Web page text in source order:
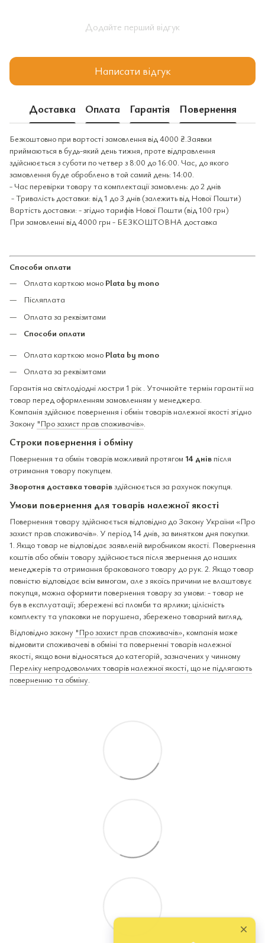
Додайте перший відгук
Написати відгук
Доставка Оплата Гарантія Повернення
Безкоштовно при вартості замовлення від 4000 ₴.Заявки
приймаються в будь-який день тижня, проте відправлення
здійснюється з суботи по четвер з 8:00 до 16:00. Час, до якого
замовлення буде оброблено в той самий день: 14:00.
- Час перевірки товару та комплектації замовлень: до 2 днів
- Тривалість доставки: від 1 до 3 днів (залежить від Нової Пошти)
Вартість доставки: - згідно тарифів Нової Пошти (від 100 грн)
При замовленні від 4000 грн - БЕЗКОШТОВНА доставка
Способи оплати
Оплата карткою моно Plata by mono
Післяплата
Оплата за реквізитами
Способи оплати
Оплата карткою моно Plata by mono
Оплата за реквізитами
Гарантія на світлодіодні люстри 1 рік . Уточнюйте термін гарантії на
товар перед оформленням замовленням у менеджера.
Компанія здійснює повернення і обмін товарів належної якості згідно
Закону "Про захист прав споживачів».
Строки повернення і обміну
Повернення та обмін товарів можливий протягом 14 днів після
отримання товару покупцем.
Зворотня доставка товарівздійснюється за рахунок покупця.
Умови повернення для товарів належної якості
Повернення товару здійснюється відповідно до Закону України «Про
захист прав споживачів». У період 14 днів, за винятком дня покупки.
1. Якщо товар не відповідає заявленій виробником якості. Повернення
коштів або обмін товару здійснюється після звернення до наших
менеджерів та отримання бракованого товару до рук. 2. Якщо товар
повністю відповідає всім вимогам, але з якоїсь причини не влаштовує
покупця, можна оформити повернення товару за умови: - товар не
був в експлуатації; збережені всі пломби та ярлики; цілісність
комплекту та упаковки не порушена, збережено товарний вигляд.
Відповідно закону "Про захист прав споживачів», компанія може
відмовити споживачеві в обміні та поверненні товарів належної
якості, якщо вони відносяться до категорій, зазначених у чинному
Переліку непродовольчих товарів належної якості, що не підлягають
поверненню та обміну.